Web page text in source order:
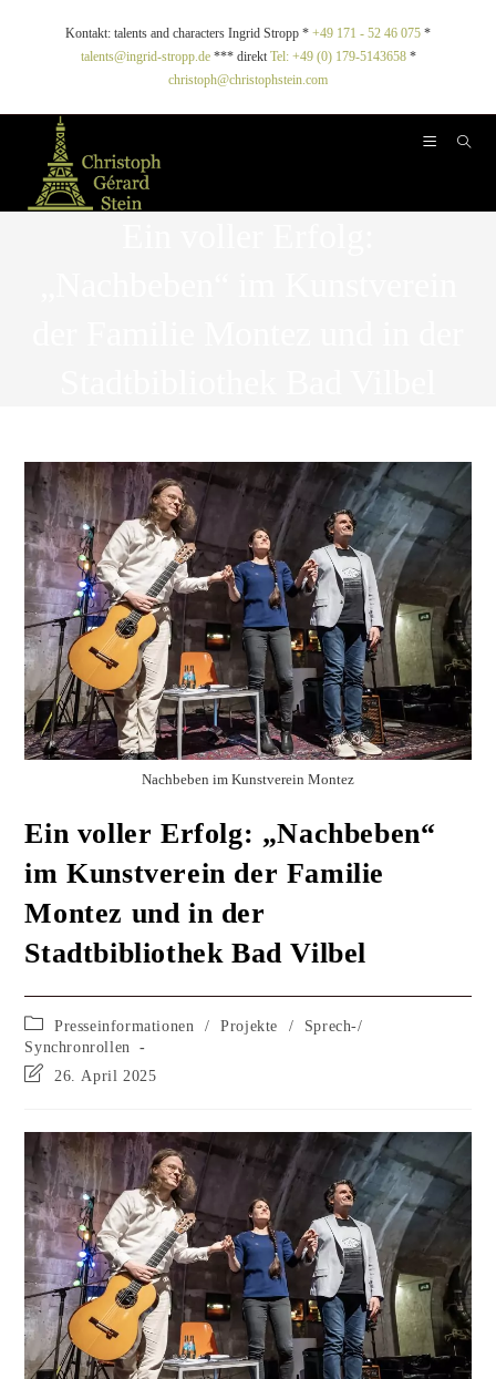
Kontakt: talents and characters Ingrid Stropp * +49 171 - 52 46 075 *
talents@ingrid-stropp.de*** direkt Tel: +49 (0) 179-5143658*
christoph@christophstein.com
Nachbeben im Kunstverein Montez
Ein voller Erfolg: „Nachbeben“
im Kunstverein der Familie
Montez und in der
Stadtbibliothek Bad Vilbel
Presseinformationen / Projekte /
Sprech-/
Synchronrollen
26. April 2025